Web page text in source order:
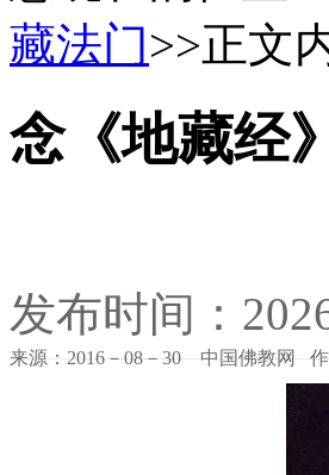
藏法门>>正文
念《地藏经
发布时间：
来源：2016－08－30 中国佛教网